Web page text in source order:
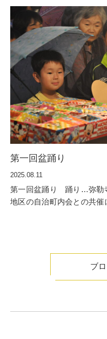
第一回盆踊り
2025.08.11
第一回盆踊り 踊り…弥勒
地区の自治町内会との共
ブ